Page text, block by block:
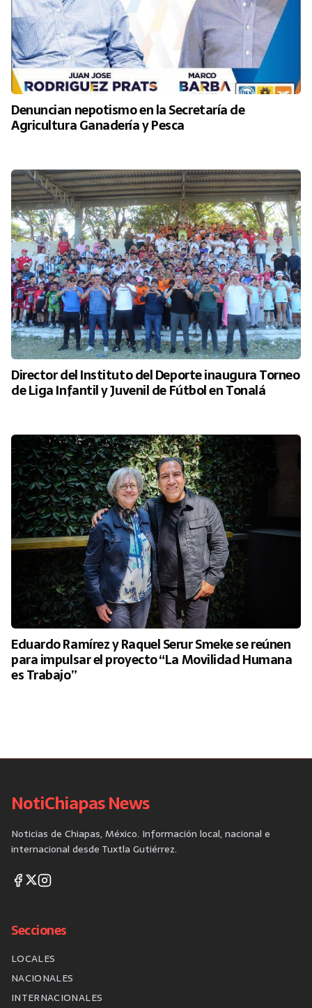
Denuncian nepotismo en la Secretaría de
Agricultura Ganadería y Pesca
Director del Instituto del Deporte inaugura Torneo
de Liga Infantil y Juvenil de Fútbol en Tonalá
Eduardo Ramírez y Raquel Serur Smeke se reúnen
para impulsar el proyecto “La Movilidad Humana
es Trabajo”
NotiChiapas News
Noticias de Chiapas, México. Información local, nacional e
internacional desde Tuxtla Gutiérrez.
Secciones
LOCALES
NACIONALES
INTERNACIONALES